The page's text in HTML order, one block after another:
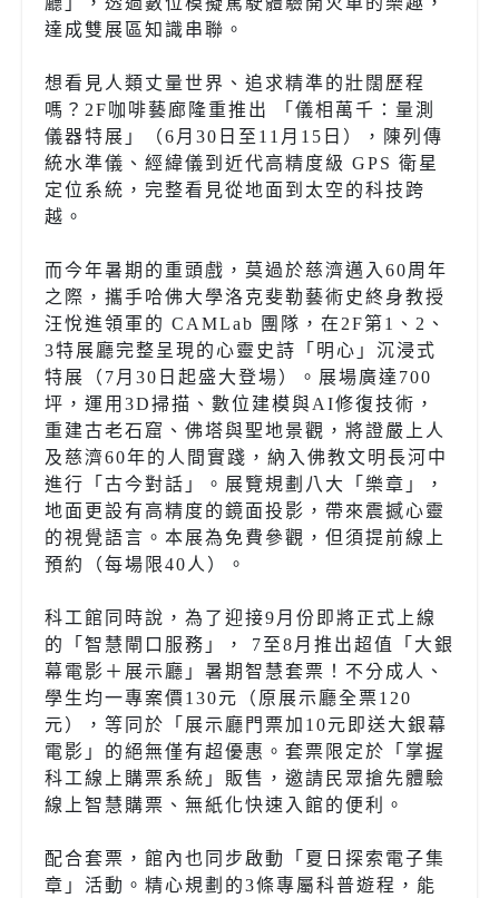
達成雙展區知識串聯。
想看見人類丈量世界、追求精準的壯闊歷程
嗎？2F咖啡藝廊隆重推出 「儀相萬千：量測
儀器特展」（6月30日至11月15日），陳列傳
統水準儀、經緯儀到近代高精度級 GPS 衛星
定位系統，完整看見從地面到太空的科技跨
越。
而今年暑期的重頭戲，莫過於慈濟邁入60周年
之際，攜手哈佛大學洛克斐勒藝術史終身教授
汪悅進領軍的 CAMLab 團隊，在2F第1、2、
3特展廳完整呈現的心靈史詩「明心」沉浸式
特展（7月30日起盛大登場）。展場廣達700
坪，運用3D掃描、數位建模與AI修復技術，
重建古老石窟、佛塔與聖地景觀，將證嚴上人
及慈濟60年的人間實踐，納入佛教文明長河中
進行「古今對話」。展覽規劃八大「樂章」，
地面更設有高精度的鏡面投影，帶來震撼心靈
的視覺語言。本展為免費參觀，但須提前線上
預約（每場限40人）。
科工館同時說，為了迎接9月份即將正式上線
的「智慧閘口服務」， 7至8月推出超值「大銀
幕電影＋展示廳」暑期智慧套票！不分成人、
學生均一專案價130元（原展示廳全票120
元），等同於「展示廳門票加10元即送大銀幕
電影」的絕無僅有超優惠。套票限定於「掌握
科工線上購票系統」販售，邀請民眾搶先體驗
線上智慧購票、無紙化快速入館的便利。
配合套票，館內也同步啟動「夏日探索電子集
章」活動。精心規劃的3條專屬科普遊程，能